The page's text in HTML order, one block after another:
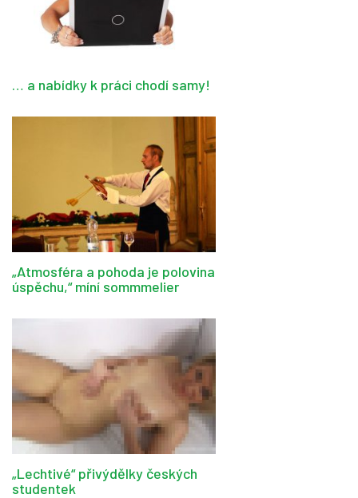
… a nabídky k práci chodí samy!
„Atmosféra a pohoda je polovina
úspěchu,“ míní sommmelier
„Lechtivé“ přivýdělky českých
studentek